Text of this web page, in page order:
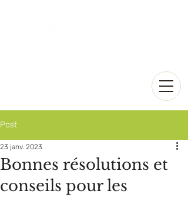
Post
Bonnes résolutions et
conseils pour les
23 janv. 2023